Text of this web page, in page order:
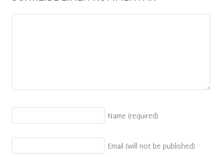
Name (required)
Email (will not be published)